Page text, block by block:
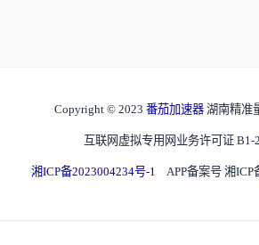
Copyright © 2023 番茄加速器 湖南精准
互联网虚拟专用网业务许可证 B1-
湘ICP备2023004234号-1 APP备案号 湘ICP